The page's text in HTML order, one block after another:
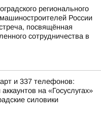
регионального
России
посвящённая
сотрудничества в
и 337 телефонов:
на «Госуслугах»
силовики